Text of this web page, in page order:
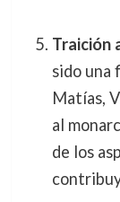
Traición
sido una
Matías,
al
de los